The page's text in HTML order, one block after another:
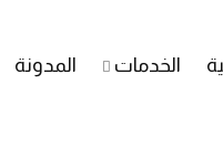
الخدمات المدونةتنشئ